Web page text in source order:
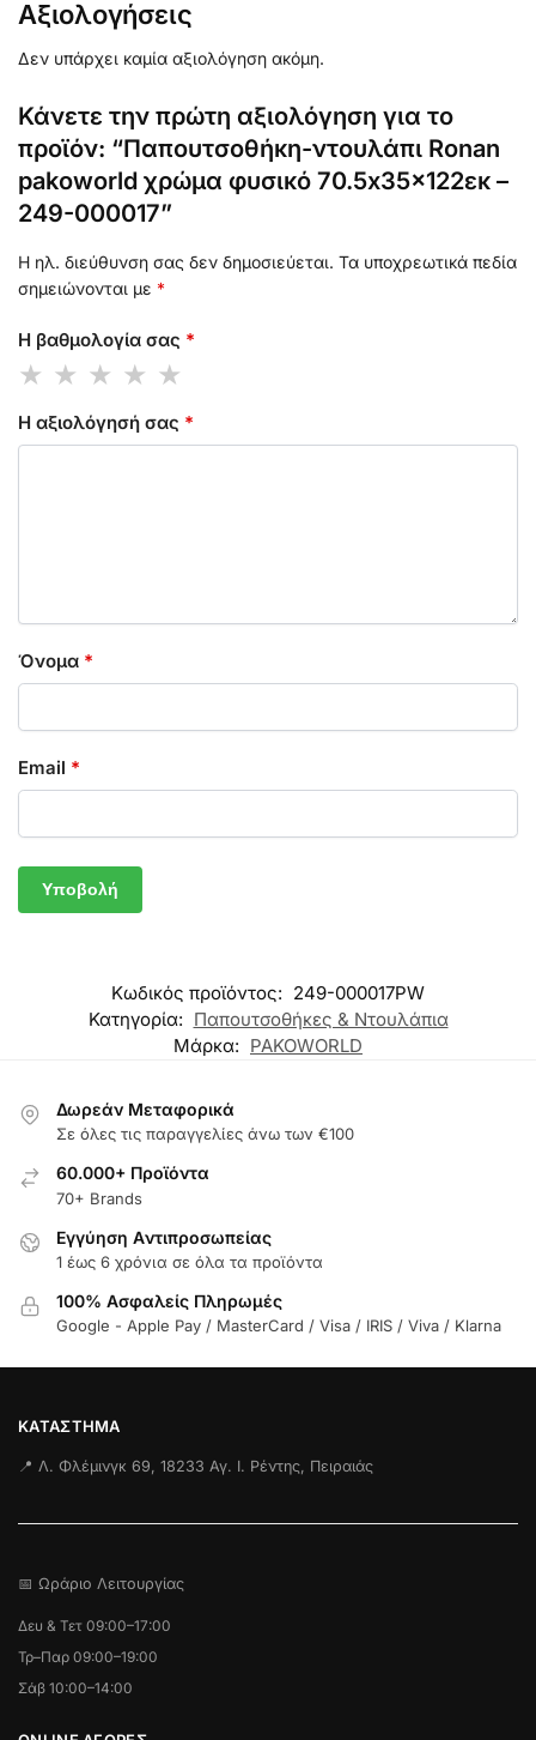
Αξιολογήσεις
Δεν υπάρχει καμία αξιολόγηση ακόμη.
Κάνετε την πρώτη αξιολόγηση για το
προϊόν: “Παπουτσοθήκη-ντουλάπι Ronan
pakoworld χρώμα φυσικό 70.5x35x122εκ –
249-000017”
Η ηλ. διεύθυνση σας δεν δημοσιεύεται. Τα υποχρεωτικά πεδία
σημειώνονται με *
Η βαθμολογία σας *
Η αξιολόγησή σας *
Όνομα *
Email *
Κωδικός προϊόντος: 249-000017PW
Κατηγορία: Παπουτσοθήκες & Ντουλάπια
Μάρκα: PAKOWORLD
Δωρεάν Μεταφορικά
Σε όλες τις παραγγελίες άνω των €100
60.000+ Προϊόντα
70+ Brands
Εγγύηση Aντιπροσωπείας
1 έως 6 χρόνια σε όλα τα προϊόντα
100% Ασφαλείς Πληρωμές
Google - Apple Pay / MasterCard / Visa / IRIS / Viva / Klarna
ΚΑΤΆΣΤΗΜΑ
📍 Λ. Φλέμινγκ 69, 18233 Αγ. Ι. Ρέντης, Πειραιάς
📅 Ωράριο Λειτουργίας
Δευ & Τετ 09:00–17:00
Τρ–Παρ 09:00–19:00
Σάβ 10:00–14:00